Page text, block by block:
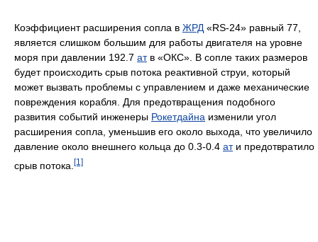
Коэффициент расширения сопла в ЖРД «RS-24» равный 77,
является слишком большим для работы двигателя на уровне
моря при давлении 192.7 атв «ОКС». В сопле таких размеров
будет происходить срыв потока реактивной струи, который
может вызвать проблемы с управлением и даже механические
повреждения корабля. Для предотвращения подобного
развития событий инженеры Рокетдайна изменили угол
расширения сопла, уменьшив его около выхода, что увеличило
давление около внешнего кольца до 0.3-0.4 ати предотвратило
срыв потока. [1]